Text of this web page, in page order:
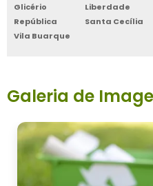
Glicério
Liberdade
República
Santa Cecília
Vila Buarque
Galeria de